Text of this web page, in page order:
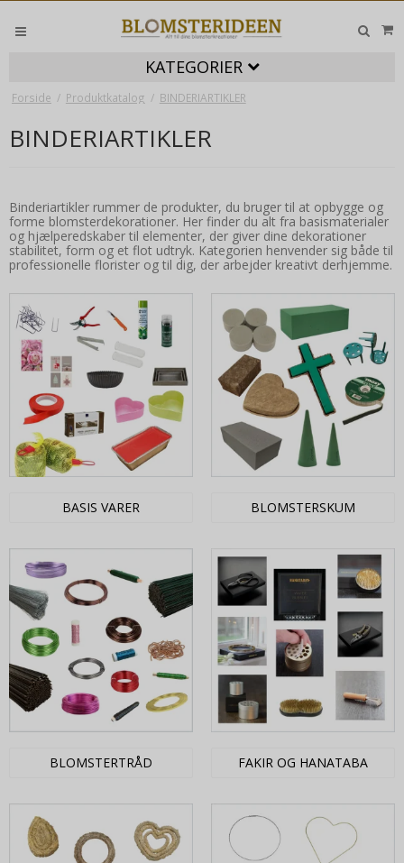
KATEGORIER
Forside / Produktkatalog / BINDERIARTIKLER
BINDERIARTIKLER
Binderiartikler rummer de produkter, du bruger til at opbygge og
forme blomsterdekorationer. Her finder du alt fra basismaterialer
og hjælperedskaber til elementer, der giver dine dekorationer
stabilitet, form og et flot udtryk. Kategorien henvender sig både til
professionelle florister og til dig, der arbejder kreativt derhjemme.
BASIS VARER BLOMSTERSKUM
BLOMSTERTRÅD FAKIR OG HANATABA